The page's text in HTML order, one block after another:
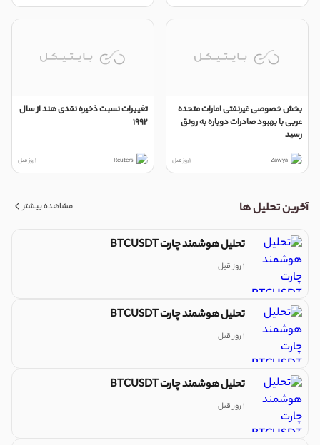
بخش خصوصی غیرنفتی امارات متحده
عربی با بهبود صادرات دوباره به رونق
رسید
Zawya 1 روز قبل
تغییرات نسبت ذخیره نقدی هند از سال
1992
Reuters 1 روز قبل
آخرین تحلیل ها مشاهده بیشتر
تحلیل هوشمند چارت BTCUSDT
1 روز قبل
تحلیل هوشمند چارت BTCUSDT
1 روز قبل
تحلیل هوشمند چارت BTCUSDT
1 روز قبل